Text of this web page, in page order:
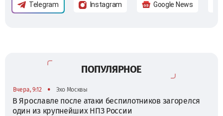
Telegram Instagram Google News
ПОПУЛЯРНОЕ
Вчера, 9:12 • Эхо Москвы
В Ярославле после атаки беспилотников загорелся
один из крупнейших НПЗ России